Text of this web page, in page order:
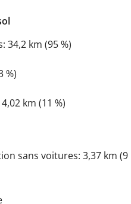
34,2 km (95 %)
%)
4,02 km (11 %)
sans voitures: 3,37 km (9